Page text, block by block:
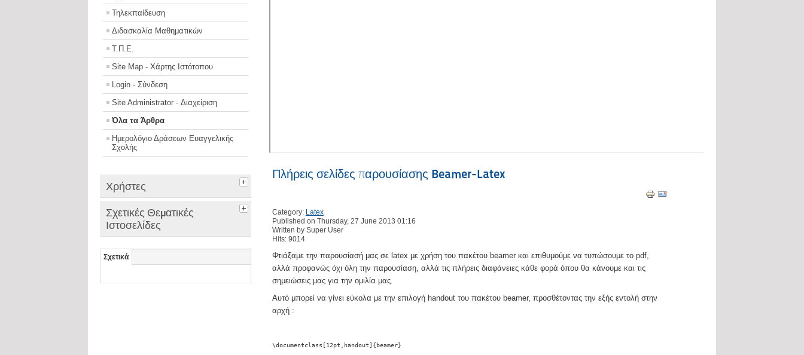
Τηλεκπαίδευση
Διδασκαλία Μαθηματικών
Τ.Π.Ε.
Site Map - Χάρτης Ιστότοπου
Login - Σύνδεση
Site Administrator - Διαχείριση
Όλα τα Άρθρα
Ημερολόγιο Δράσεων Ευαγγελικής
Σχολής
Χρήστες
Σχετικές Θεματικές
Ιστοσελίδες
Σχετικά
Πλήρεις σελίδες παρουσίασης Beamer-Latex
Category:
Latex
Published on Thursday, 27 June 2013 01:16
Written by Super User
Hits: 9014
Φτιάξαμε την παρουσίασή μας σε latex με χρήση του πακέτου beamer και επιθυμούμε να τυπώσουμε το pdf,
αλλά προφανώς όχι όλη την παρουσίαση, αλλά τις πλήρεις διαφάνειες κάθε φορά όπου θα κάνουμε και τις
σημειώσεις μας για την ομιλία μας.
Αυτό μπορεί να γίνει εύκολα με την επιλογή handout του πακέτου beamer, προσθέτοντας την εξής εντολή στην
αρχή :
\documentclass[12pt,handout]{beamer}